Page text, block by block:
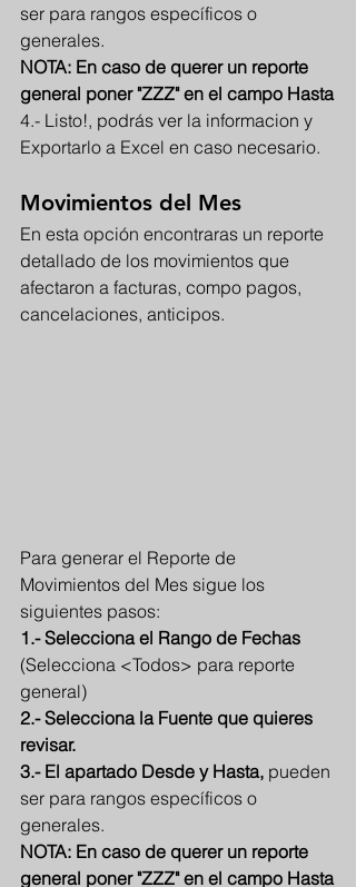
ser para rangos específicos o
generales.
NOTA: En caso de querer un reporte
general poner "ZZZ" en el campo Hasta
4.- Listo!, podrás ver la informacion y
Exportarlo a Excel en caso necesario.
Movimientos del Mes
En esta opción encontraras un reporte
detallado de los movimientos que
afectaron a facturas, compo pagos,
cancelaciones, anticipos.
Para generar el Reporte de
Movimientos del Mes sigue los
siguientes pasos:
1.- Selecciona el Rango de Fechas
(Selecciona <Todos> para reporte
general)
2.- Selecciona la Fuente que quieres
revisar.
3.- El apartado Desde y Hasta, pueden
ser para rangos específicos o
generales.
NOTA: En caso de querer un reporte
general poner "ZZZ" en el campo Hasta